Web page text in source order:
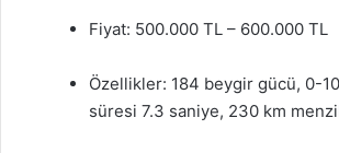
Fiyat: 500.000 TL – 600.000 TL
Özellikler: 184 beygir gücü, 0-
süresi 7.3 saniye, 230 km